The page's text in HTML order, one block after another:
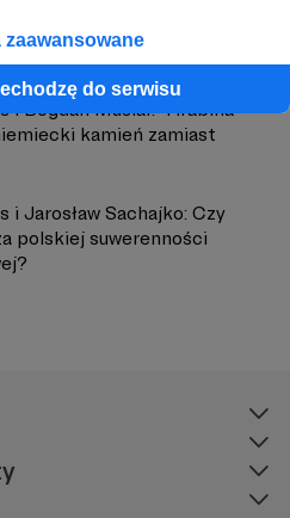
zaawansowane
do serwisu
i Bogdan Musiał: "Hrabina"-
kamień zamiast
i Jarosław Sachajko: Czy
polskiej suwerenności